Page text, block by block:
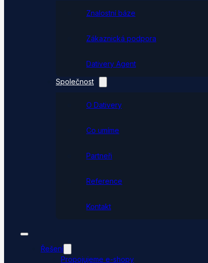
Znalostní báze
Zákaznická podpora
Dativery Agent
Společnost
O Dativery
Co umíme
Partneři
Reference
Kontakt
Řešení
Propojujeme e-shopy